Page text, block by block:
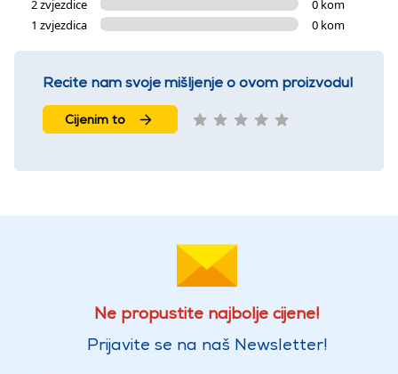
2 zvjezdice
0 kom
1 zvjezdica
0 kom
Recite nam svoje mišljenje o ovom proizvodu!
Cijenim to
Ne propustite najbolje cijene!
Prijavite se na naš Newsletter!